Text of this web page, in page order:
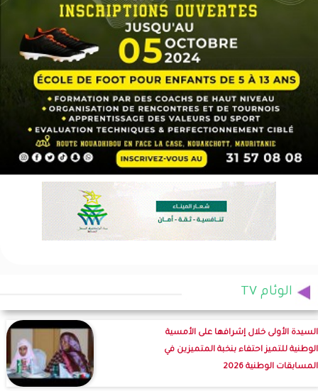
الوئام TV
السيدة الأولى خلال إشرافها على الأمسية
الوطنية للتميز احتفاء بنخبة المتميزين في
المسابقات الوطنية 2026